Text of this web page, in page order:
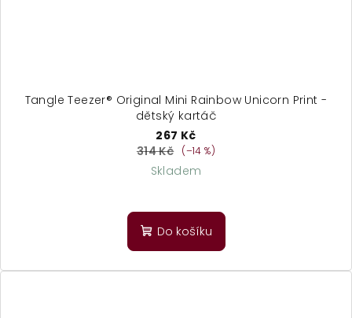
Tangle Teezer® Original Mini Rainbow Unicorn Print -
dětský kartáč
267 Kč
314 Kč
(–14 %)
Skladem
Do košíku